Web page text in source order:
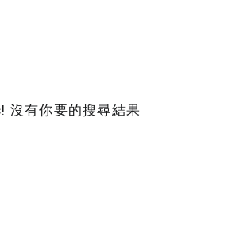
沒有你要的搜尋結果